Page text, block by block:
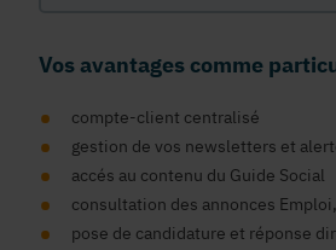
Vos avantages comme
compte-client centralisé
gestion de vos newsletters et
accés au contenu du Guide Social
consultation des annonces
pose de candidature et réponse